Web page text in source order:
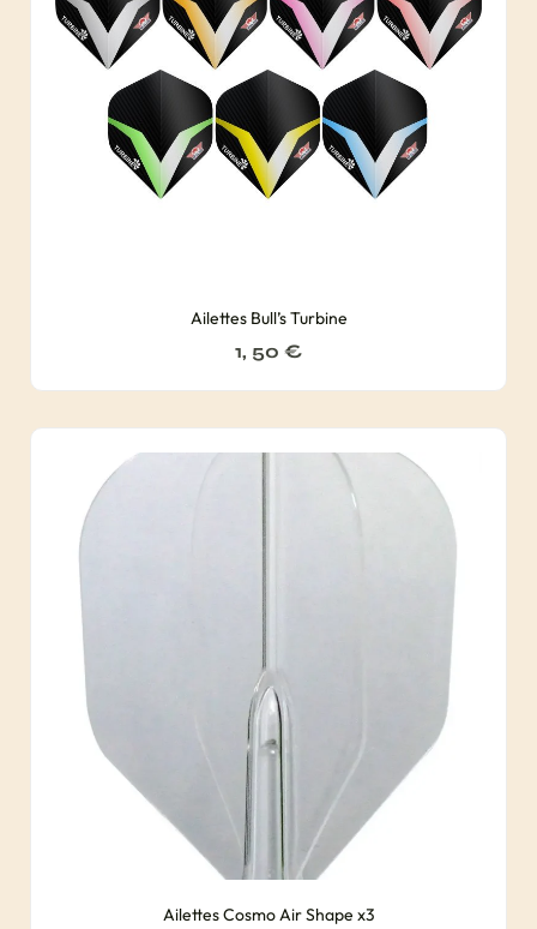
Ailettes Bull’s Turbine
1, 50 €
Ailettes Cosmo Air Shape x3